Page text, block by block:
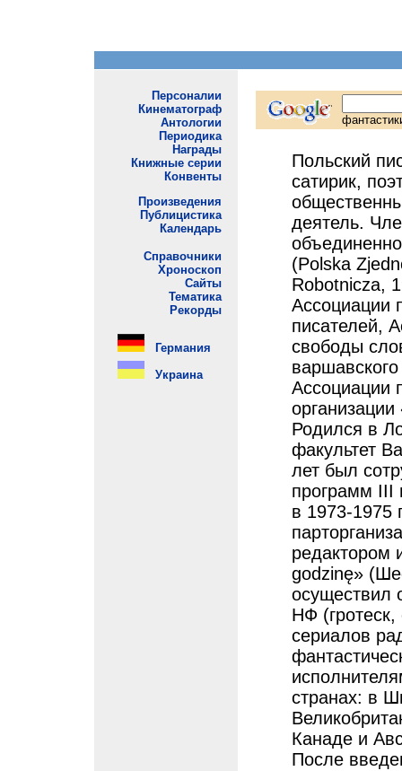
Польский
сатирик,
деятель.
(Polska
Robotnicza,
Ассоциации
писателей,
свободы
Ассоциации
Родился в
факультет
лет был
программ III
в 1973-1975
редактором
godzinę»
осуществил
НФ
сериалов
странах: в
Канаде и
После